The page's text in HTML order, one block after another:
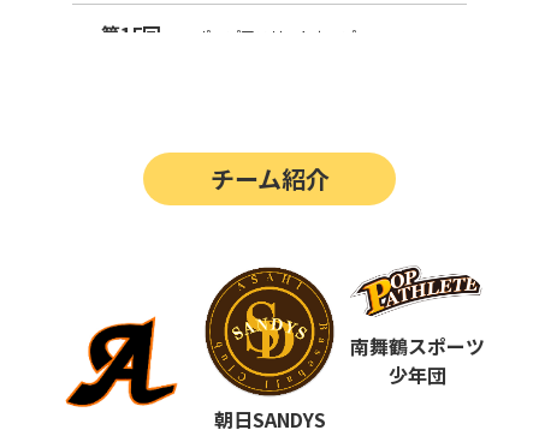
第15回 ポップアスリートカップ
第12回 決勝戦の動画はこちらから
ポップアスリートカップ
第10回 ポップアスリートカップ
第9回 ポップアスリートカップ
チーム紹介
朝日SANDYS
南舞鶴スポーツ
少年団